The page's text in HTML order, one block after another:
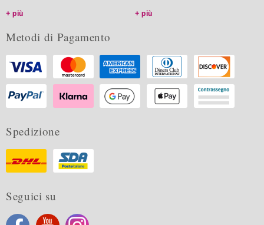
più
più
Metodi di Pagamento
Spedizione
Seguici su